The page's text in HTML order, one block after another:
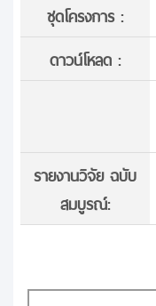
ชุดโครงการ :
ดาวน์โหลด :
รายงานวิจัย ฉบับ
สมบูรณ์: